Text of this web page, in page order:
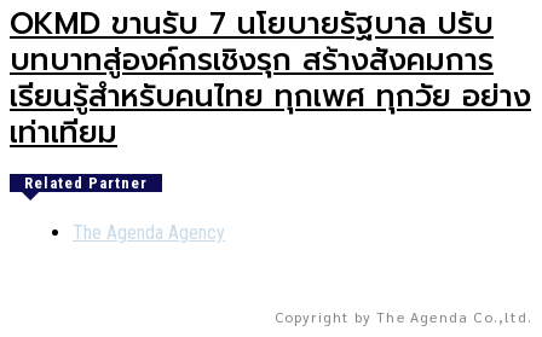
OKMD ขานรับ 7 นโยบายรัฐบาล ปรับ
บทบาทสู่องค์กรเชิงรุก สร้างสังคมการ
เรียนรู้สำหรับคนไทย ทุกเพศ ทุกวัย อย่าง
เท่าเทียม
Related Partner
The Agenda Agency
Copyright by The Agenda Co.,ltd.